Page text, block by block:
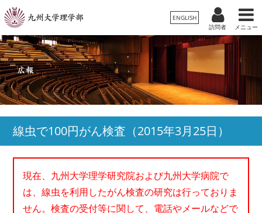
ENGLISH
訪問者
メニュー
受験生 卒業生/一般 在学生
保護者 教職員
理学部案内
学科・専攻
教育・学生生活
線虫で100円がん検査（2015年3月25日 ）
現在、九州大学理学研究院および九州大学病院で
は、線虫を利用したがん検査の研究は行っておりま
せん。検査の受付等に関して、電話やメールなどで